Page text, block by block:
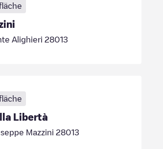
Alighieri 28013
Libertà
Mazzini 28013